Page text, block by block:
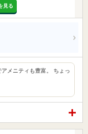
見る
メニティも豊富。 ちょっ